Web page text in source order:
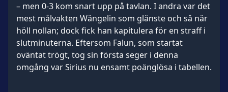
– men 0-3 kom snart upp på tavlan. I andra var det
mest målvakten Wängelin som glänste och så när
höll nollan; dock fick han kapitulera för en straff i
slutminuterna. Eftersom Falun, som startat
oväntat trögt, tog sin första seger i denna
omgång var Sirius nu ensamt poänglösa i tabellen.